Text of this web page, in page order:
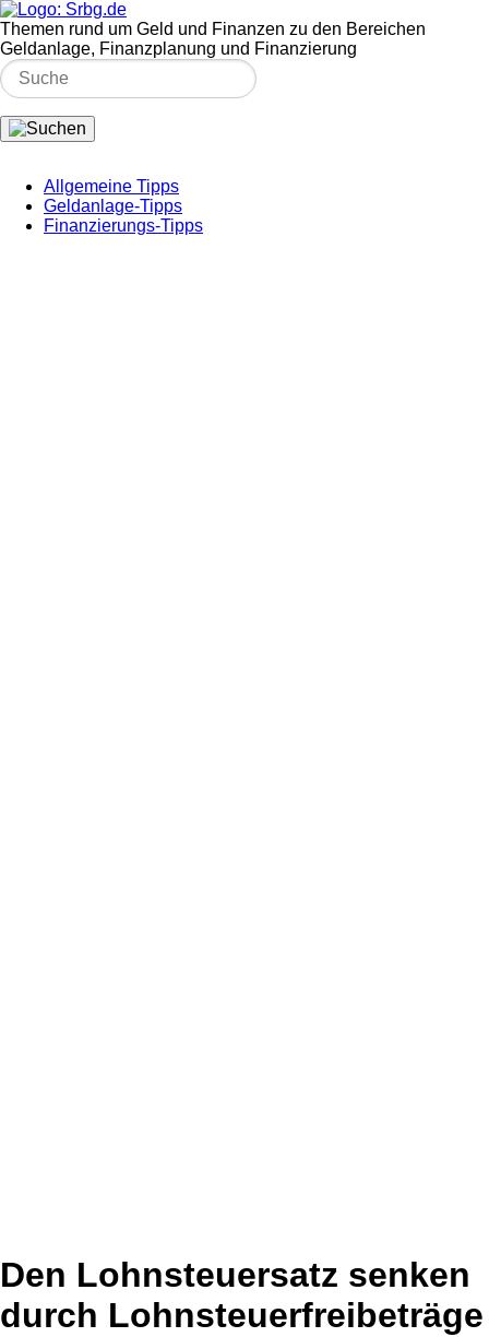
Themen rund um Geld und Finanzen zu den Bereichen
Geldanlage, Finanzplanung und Finanzierung
Allgemeine Tipps
Geldanlage-Tipps
Finanzierungs-Tipps
Den Lohnsteuersatz senken
durch Lohnsteuerfreibeträge